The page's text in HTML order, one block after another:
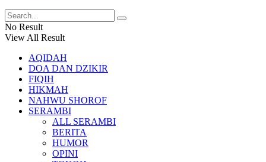
No Result
View All Result
AQIDAH
DOA DAN DZIKIR
FIQIH
HIKMAH
NAHWU SHOROF
SERAMBI
ALL SERAMBI
BERITA
HUMOR
OPINI